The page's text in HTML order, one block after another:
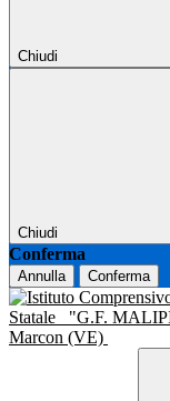
Chiudi
Chiudi
Conferma
Annulla Conferma
Statale
"G.F.
Marcon (VE)